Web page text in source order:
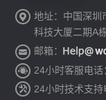
地址：中国深圳
科技大厦二期A
邮箱：
24小时客服电
24小时技术支